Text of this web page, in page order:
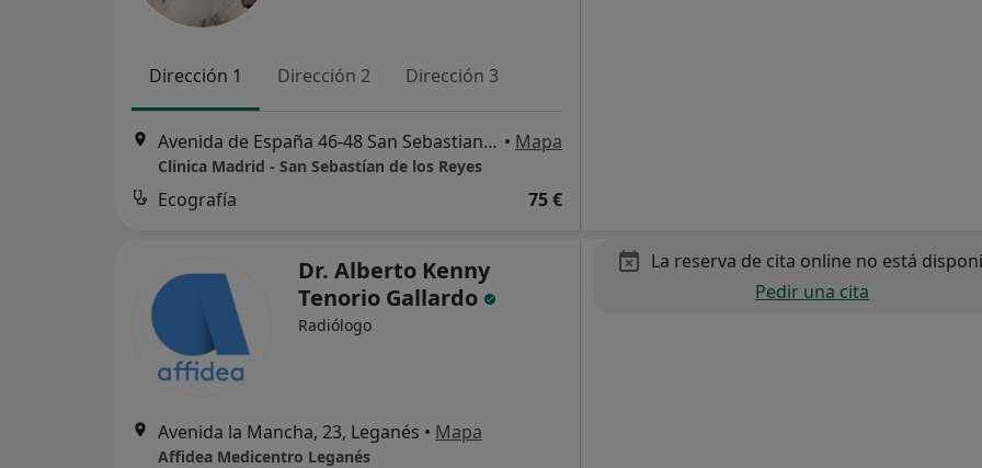
Dirección 1 Dirección 2 Dirección 3
Avenida de España 46-48 San Sebastian de los Reyes, San Sebastián de los Reyes • Mapa
Clinica Madrid - San Sebastían de los Reyes
Ecografía 75 €
Dr. Alberto Kenny
Tenorio Gallardo
Radiólogo
Avenida la Mancha, 23, Leganés • Mapa
Affidea Medicentro Leganés
La reserva de cita online no está
Pedir una cita